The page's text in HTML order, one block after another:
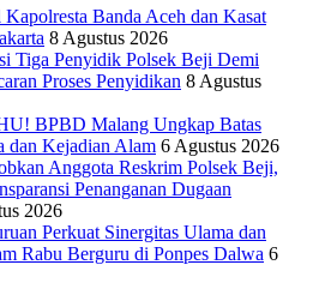
Banda Aceh dan Kasat
8 Agustus 2026
Tiga Penyidik Polsek Beji Demi
Proses Penyidikan 8 Agustus
BPBD Malang Ungkap Batas
dan Kejadian Alam 6 Agustus 2026
Anggota Reskrim Polsek Beji,
Penanganan Dugaan
2026
Perkuat Sinergitas Ulama dan
Rabu Berguru di Ponpes Dalwa 6